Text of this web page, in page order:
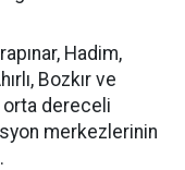
Hadim,
Bozkır ve
dereceli
merkezlerinin